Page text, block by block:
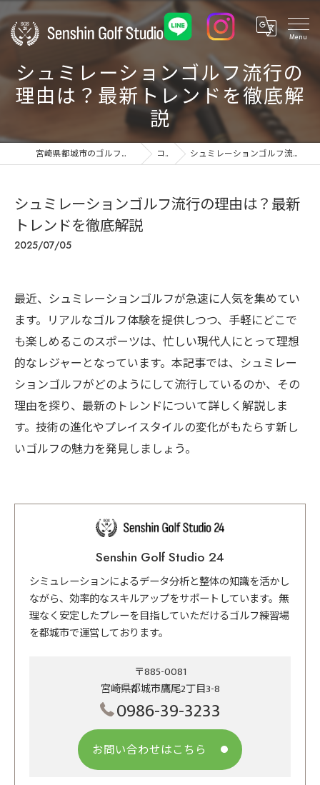
シュミレーションゴルフ流行の
理由は？最新トレンドを徹底解
説
宮崎県都城市のゴルフ練習場ならSenshin Golf Studio 24 コラム シュミレーションゴルフ流行の理由は？最新トレンドを徹底解説
シュミレーションゴルフ流行の理由は？最新
トレンドを徹底解説
2025/07/05
最近、シュミレーションゴルフが急速に人気を集めてい
ます。リアルなゴルフ体験を提供しつつ、手軽にどこで
も楽しめるこのスポーツは、忙しい現代人にとって理想
的なレジャーとなっています。本記事では、シュミレー
ションゴルフがどのようにして流行しているのか、その
理由を探り、最新のトレンドについて詳しく解説しま
す。技術の進化やプレイスタイルの変化がもたらす新し
いゴルフの魅力を発見しましょう。
Senshin Golf Studio 24
シミュレーションによるデータ分析と整体の知識を活かし
ながら、効率的なスキルアップをサポートしています。無
理なく安定したプレーを目指していただけるゴルフ練習場
を都城市で運営しております。
〒885-0081
宮崎県都城市鷹尾2丁目3-8
0986-39-3233
お問い合わせはこちら